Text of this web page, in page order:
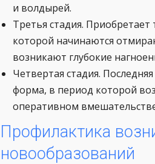
и волдырей.
Третья стадия.
которой начинаются
возникают глубокие
Четвертая стадия.
форма, в период которой
оперативном
Профилактика
новообразований